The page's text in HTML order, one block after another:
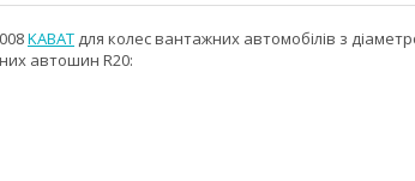
KABAT для колес вантажних автомобілів з
автошин R20: